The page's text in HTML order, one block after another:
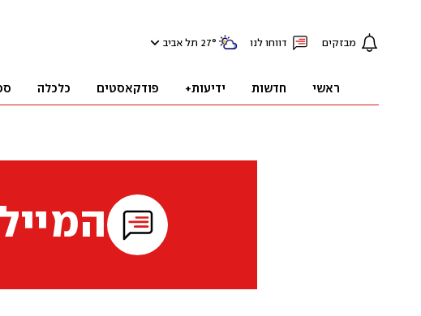
מבזקים דווחו לנו 27° תל אביב
ראשי חדשות ידיעות+ פודקאסטים כלכלה